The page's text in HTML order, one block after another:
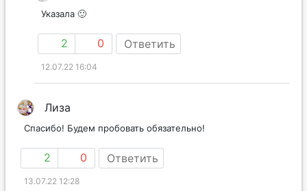
Указала 🙂
2 0 Ответить
12.07.22 16:04
Лиза
Спасибо! Будем пробовать обязательно!
2 0 Ответить
13.07.22 12:28